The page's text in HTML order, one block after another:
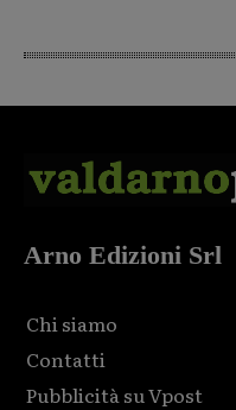
Arno Edizioni Srl
Chi siamo
Contatti
Pubblicità su Vpost